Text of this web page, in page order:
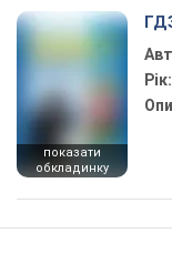
показати
обкладинку
Рік: